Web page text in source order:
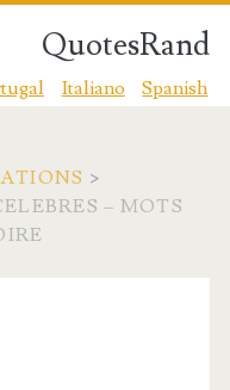
QuotesRand
Italiano Spanish
>
– MOTS